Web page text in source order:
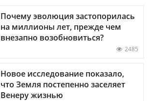
Почему эволюция застопорилась
на миллионы лет, прежде чем
внезапно возобновиться?
2485
Новое исследование показало,
что Земля постепенно заселяет
Венеру жизнью